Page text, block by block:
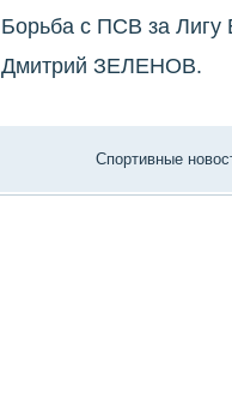
Борьба с ПСВ за Лигу
Дмитрий ЗЕЛЕНОВ.
Спортивные